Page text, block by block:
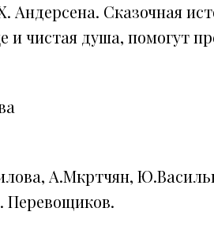
Андерсена. Сказочная
и чистая душа, помогут
А.Мкртчян,
Перевощиков.